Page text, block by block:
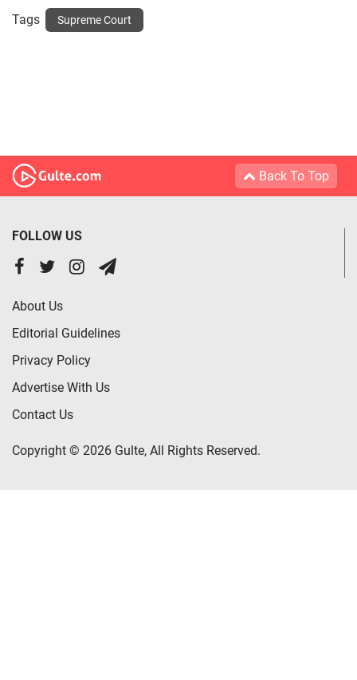
Tags Supreme Court
Back To Top
FOLLOW US
About Us
Editorial Guidelines
Privacy Policy
Advertise With Us
Contact Us
Copyright © 2026 Gulte, All Rights Reserved.